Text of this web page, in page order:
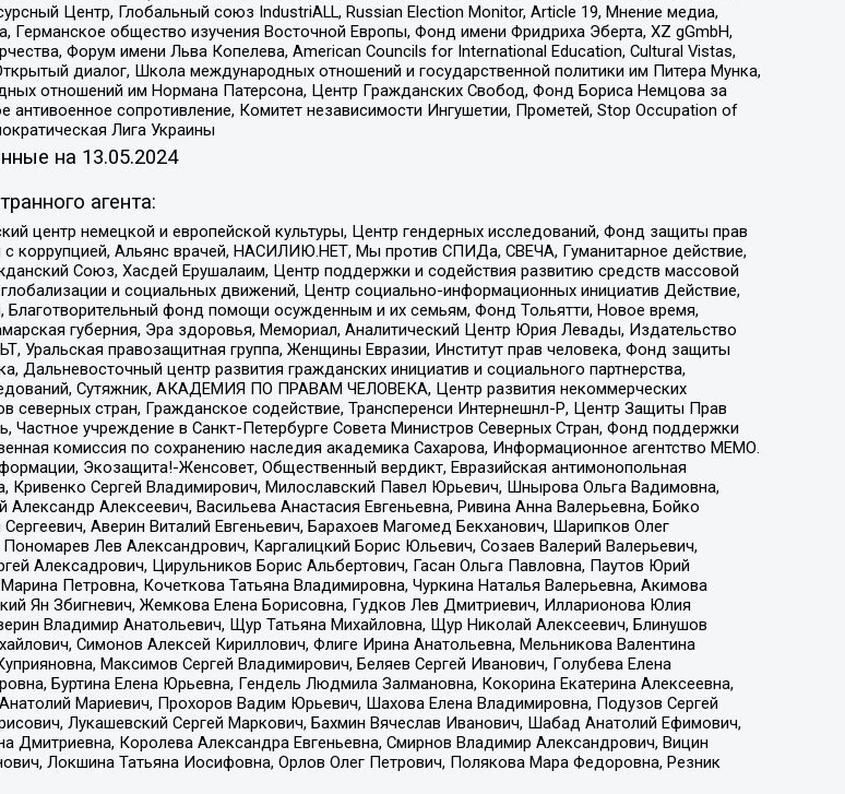
Центр, Глобальный союз IndustriALL, Russian Election Monitor, Article 19, Мнение медиа,
Германское общество изучения Восточной Европы, Фонд имени Фридриха Эберта, XZ gGmbH,
Форум имени Льва Копелева, American Councils for International Education, Cultural Vistas,
диалог, Школа международных отношений и государственной политики им Питера Мунка,
отношений им Нормана Патерсона, Центр Гражданских Свобод, Фонд Бориса Немцова за
сопротивление, Комитет независимости Ингушетии, Прометей, Stop Occupation of
Лига Украины
на 13.05.2024
агента:
центр немецкой и европейской культуры, Центр гендерных исследований, Фонд защиты прав
коррупцией, Альянс врачей, НАСИЛИЮ.НЕТ, Мы против СПИДа, СВЕЧА, Гуманитарное действие,
Союз, Хасдей Ерушалаим, Центр поддержки и содействия развитию средств массовой
и социальных движений, Центр социально-информационных инициатив Действие,
фонд помощи осужденным и их семьям, Фонд Тольятти, Новое время,
губерния, Эра здоровья, Мемориал, Аналитический Центр Юрия Левады, Издательство
Уральская правозащитная группа, Женщины Евразии, Институт прав человека, Фонд защиты
Дальневосточный центр развития гражданских инициатив и социального партнерства,
Сутяжник, АКАДЕМИЯ ПО ПРАВАМ ЧЕЛОВЕКА, Центр развития некоммерческих
северных стран, Гражданское содействие, Трансперенси Интернешнл-Р, Центр Защиты Прав
учреждение в Санкт-Петербурге Совета Министров Северных Стран, Фонд поддержки
комиссия по сохранению наследия академика Сахарова, Информационное агентство МЕМО.
Экозащита!-Женсовет, Общественный вердикт, Евразийская антимонопольная
Кривенко Сергей Владимирович, Милославский Павел Юрьевич, Шнырова Ольга Вадимовна,
Алексеевич, Васильева Анастасия Евгеньевна, Ривина Анна Валерьевна, Бойко
Аверин Виталий Евгеньевич, Барахоев Магомед Бекханович, Шарипков Олег
Лев Александрович, Каргалицкий Борис Юльевич, Созаев Валерий Валерьевич,
Алексадрович, Цирульников Борис Альбертович, Гасан Ольга Павловна, Паутов Юрий
Петровна, Кочеткова Татьяна Владимировна, Чуркина Наталья Валерьевна, Акимова
Ян Збигневич, Жемкова Елена Борисовна, Гудков Лев Дмитриевич, Илларионова Юлия
Владимир Анатольевич, Щур Татьяна Михайловна, Щур Николай Алексеевич, Блинушов
Симонов Алексей Кириллович, Флиге Ирина Анатольевна, Мельникова Валентина
Максимов Сергей Владимирович, Беляев Сергей Иванович, Голубева Елена
Буртина Елена Юрьевна, Гендель Людмила Залмановна, Кокорина Екатерина Алексеевна,
Мариевич, Прохоров Вадим Юрьевич, Шахова Елена Владимировна, Подузов Сергей
Лукашевский Сергей Маркович, Бахмин Вячеслав Иванович, Шабад Анатолий Ефимович,
Дмитриевна, Королева Александра Евгеньевна, Смирнов Владимир Александрович, Вицин
Локшина Татьяна Иосифовна, Орлов Олег Петрович, Полякова Мара Федоровна, Резник